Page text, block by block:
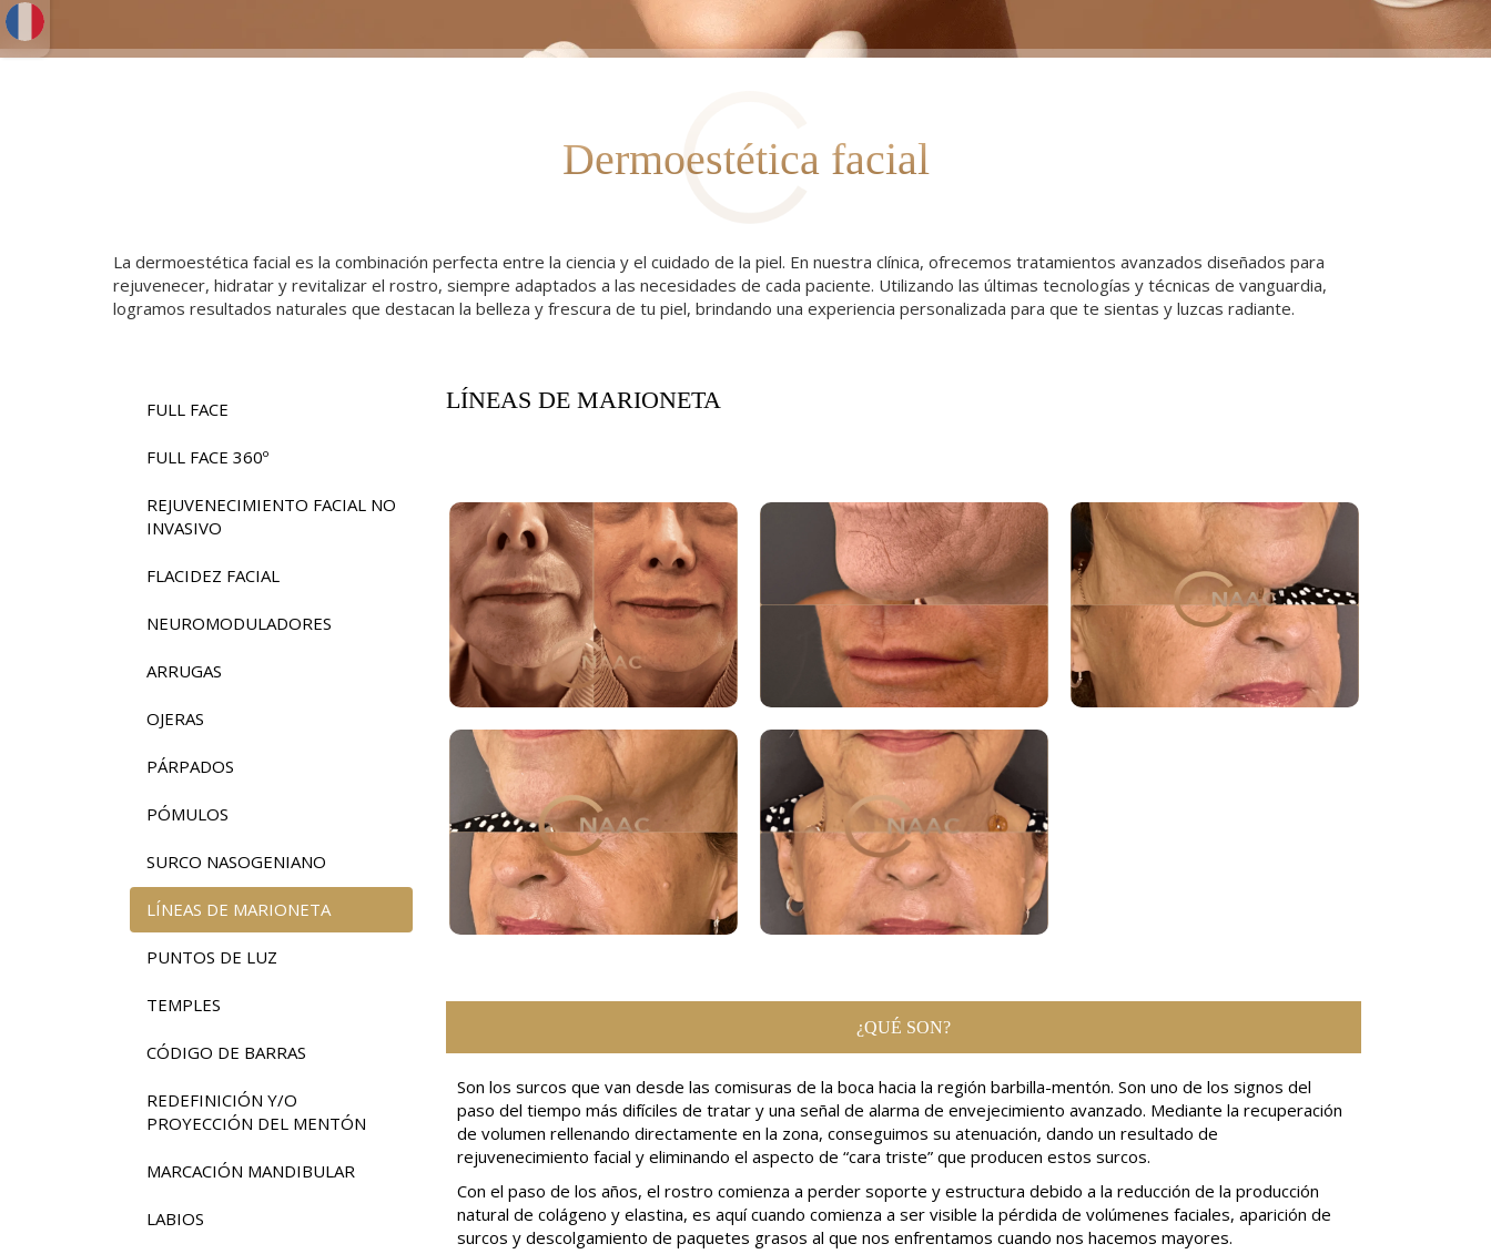
Dermoestética facial
La dermoestética facial es la combinación perfecta entre la ciencia y el cuidado de la piel. En nuestra clínica, ofrecemos tratamientos avanzados diseñados para
rejuvenecer, hidratar y revitalizar el rostro, siempre adaptados a las necesidades de cada paciente. Utilizando las últimas tecnologías y técnicas de vanguardia,
logramos resultados naturales que destacan la belleza y frescura de tu piel, brindando una experiencia personalizada para que te sientas y luzcas radiante.
FULL FACE
FULL FACE 360º
REJUVENECIMIENTO FACIAL NO
INVASIVO
FLACIDEZ FACIAL
NEUROMODULADORES
ARRUGAS
OJERAS
PÁRPADOS
PÓMULOS
SURCO NASOGENIANO
LÍNEAS DE MARIONETA
PUNTOS DE LUZ
TEMPLES
CÓDIGO DE BARRAS
REDEFINICIÓN Y/O
PROYECCIÓN DEL MENTÓN
MARCACIÓN MANDIBULAR
LABIOS
LÍNEAS DE MARIONETA
¿QUÉ SON?
Son los surcos que van desde las comisuras de la boca hacia la región barbilla-mentón. Son uno de los signos del
paso del tiempo más difíciles de tratar y una señal de alarma de envejecimiento avanzado. Mediante la recuperación
de volumen rellenando directamente en la zona, conseguimos su atenuación, dando un resultado de
rejuvenecimiento facial y eliminando el aspecto de “cara triste” que producen estos surcos.
Con el paso de los años, el rostro comienza a perder soporte y estructura debido a la reducción de la producción
natural de colágeno y elastina, es aquí cuando comienza a ser visible la pérdida de volúmenes faciales, aparición de
surcos y descolgamiento de paquetes grasos al que nos enfrentamos cuando nos hacemos mayores.